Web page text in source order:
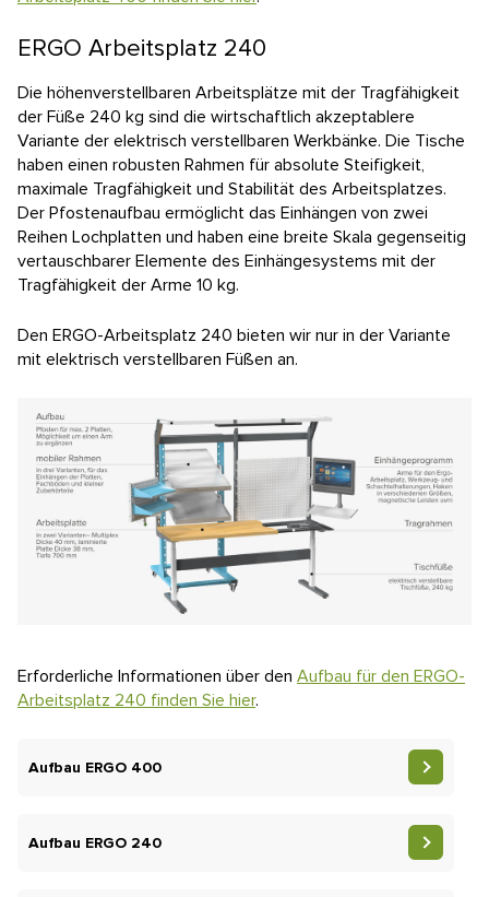
ERGO Arbeitsplatz 240
Die höhenverstellbaren Arbeitsplätze mit der Tragfähigkeit
der Füße 240 kg sind die wirtschaftlich akzeptablere
Variante der elektrisch verstellbaren Werkbänke. Die Tische
haben einen robusten Rahmen für absolute Steifigkeit,
maximale Tragfähigkeit und Stabilität des Arbeitsplatzes.
Der Pfostenaufbau ermöglicht das Einhängen von zwei
Reihen Lochplatten und haben eine breite Skala gegenseitig
vertauschbarer Elemente des Einhängesystems mit der
Tragfähigkeit der Arme 10 kg.
Den ERGO-Arbeitsplatz 240 bieten wir nur in der Variante
mit elektrisch verstellbaren Füßen an.
Erforderliche Informationen über den Aufbau für den ERGO-
Arbeitsplatz 240 finden Sie hier.
Aufbau ERGO 400
Aufbau ERGO 240